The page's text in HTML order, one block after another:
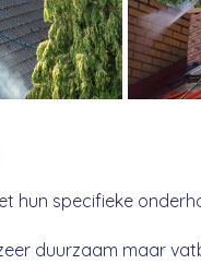
hun specifieke
duurzaam maar